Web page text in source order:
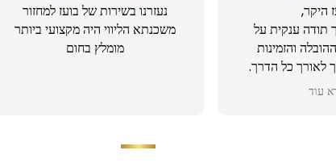
נעזרנו בשירות של בועז
משכנתא הליווי היה
מומלץ בחום
לומר לך תודה ענקית על
ההובלה והזמינות
שלך לאורך כל הדרך.
המהיר והסבלני שלך לכל
בכל שעה, ממש אינו מובן